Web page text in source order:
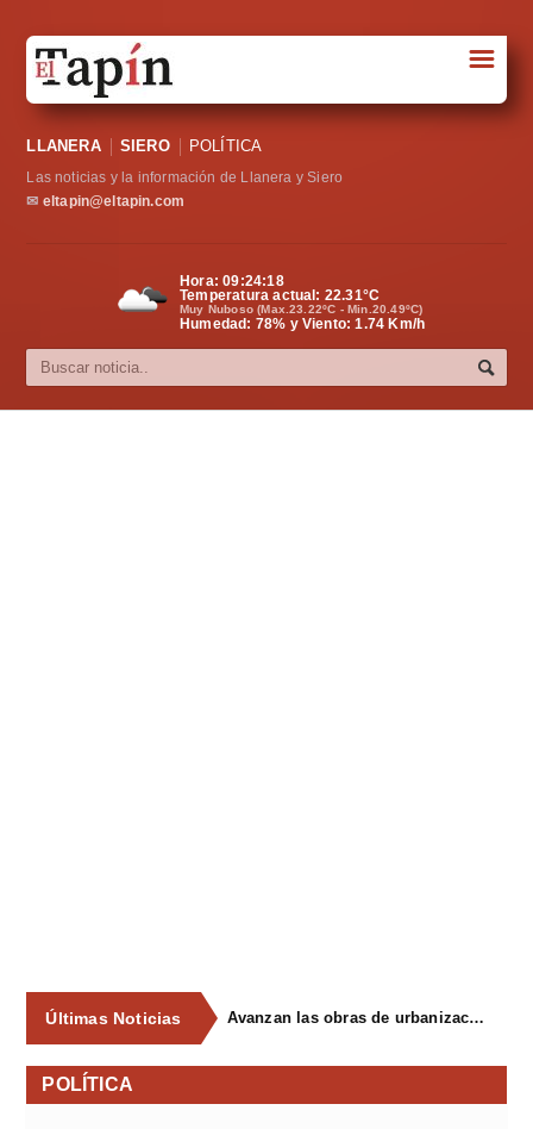
Sociedad
Política
Cultura
☰
LLANERA SIERO POLÍTICA
Las noticias y la información de Llanera y Siero
✉ eltapin@eltapin.com
Hora:09:24:19
Temperatura actual: 22.31°C
Muy Nuboso (Max.23.22ºC - Min.20.49ºC)
Humedad: 78% y Viento: 1.74 Km/h
Últimas Noticias Avanzan las obras de urbanización del parque de La Reconquista, en los terrenos del antiguo matadero de Pola de Siero
POLÍTICA